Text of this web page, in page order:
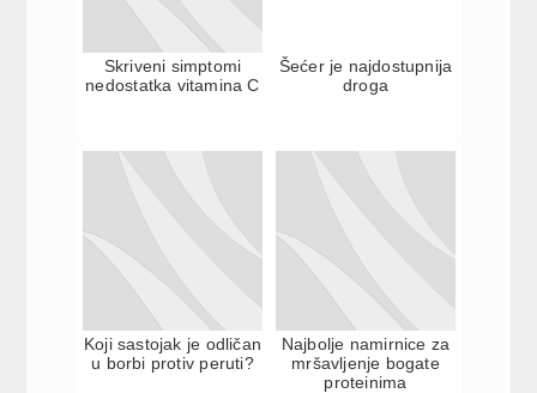
Skriveni simptomi
nedostatka vitamina C
Šećer je najdostupnija
droga
Koji sastojak je odličan
u borbi protiv peruti?
Najbolje namirnice za
mršavljenje bogate
proteinima